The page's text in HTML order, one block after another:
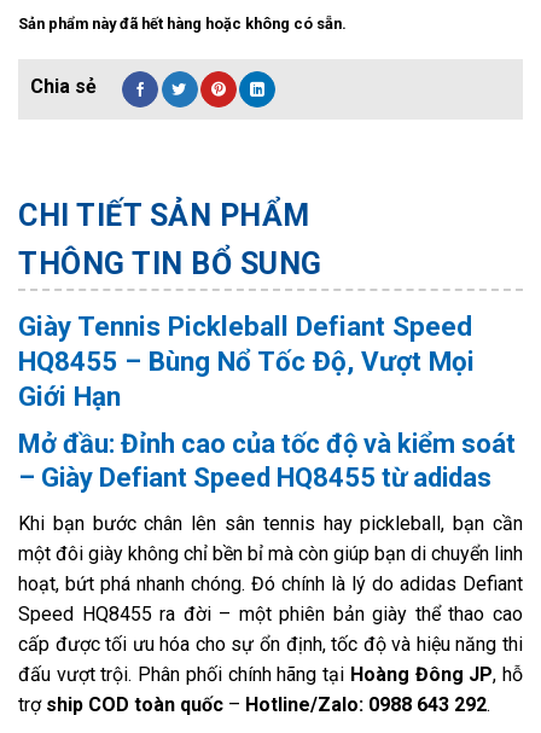
Sản phẩm này đã hết hàng hoặc không có sẵn.
CHI TIẾT SẢN PHẨM
THÔNG TIN BỔ SUNG
Giày Tennis Pickleball Defiant Speed
HQ8455 – Bùng Nổ Tốc Độ, Vượt Mọi
Giới Hạn
Mở đầu: Đỉnh cao của tốc độ và kiểm soát
– Giày Defiant Speed HQ8455 từ adidas
Khi bạn bước chân lên sân tennis hay pickleball, bạn cần
một đôi giày không chỉ bền bỉ mà còn giúp bạn di chuyển linh
hoạt, bứt phá nhanh chóng. Đó chính là lý do adidas Defiant
Speed HQ8455 ra đời – một phiên bản giày thể thao cao
cấp được tối ưu hóa cho sự ổn định, tốc độ và hiệu năng thi
đấu vượt trội. Phân phối chính hãng tại Hoàng Đông JP, hỗ
trợ ship COD toàn quốc – Hotline/Zalo: 0988 643 292.